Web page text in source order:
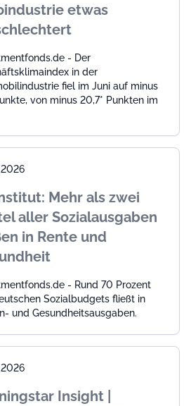
etwas
- Der
in der
fiel im Juni auf minus
von minus 20,7* Punkten im
Mehr als zwei
aller Sozialausgaben
in Rente und
- Rund 70 Prozent
Sozialbudgets fließt in
und Gesundheitsausgaben.
Insight |